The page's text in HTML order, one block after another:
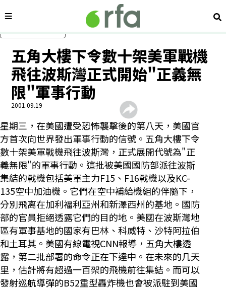
內容分類 搜
五角大樓下令數十架美軍戰機
飛往波斯灣正式開始"正義無
限"軍事行動
2001.09.19
星期三，在美國遭受恐怖襲擊後的第八天，美國官
方首次向世界發出軍事行動的信號。五角大樓下令
數十架美軍戰機飛往波斯灣，正式展開代號為"正
義無限"的軍事行動。這批被美國國防部派往波斯
集結的戰機包括美軍主力F15、F16戰機以及KC-
135空中加油機。它們在空中補給機組的伴隨下，
分別飛离在加利福利亞州和新澤西州的基地。國防
部的官員拒絕透露它們的目的地。美國在波斯灣地
區有軍事基地的國家有巴林、科威特、沙特阿拉伯
和土耳其。美國有線電視CNN報導，五角大樓透
露，第二批部署的命令正在下達中。在未來的几天
里，估計將有超過一百架的飛機前往集結。而可以
發射巡航導彈的B52重型轟炸機也會被派駐到美國